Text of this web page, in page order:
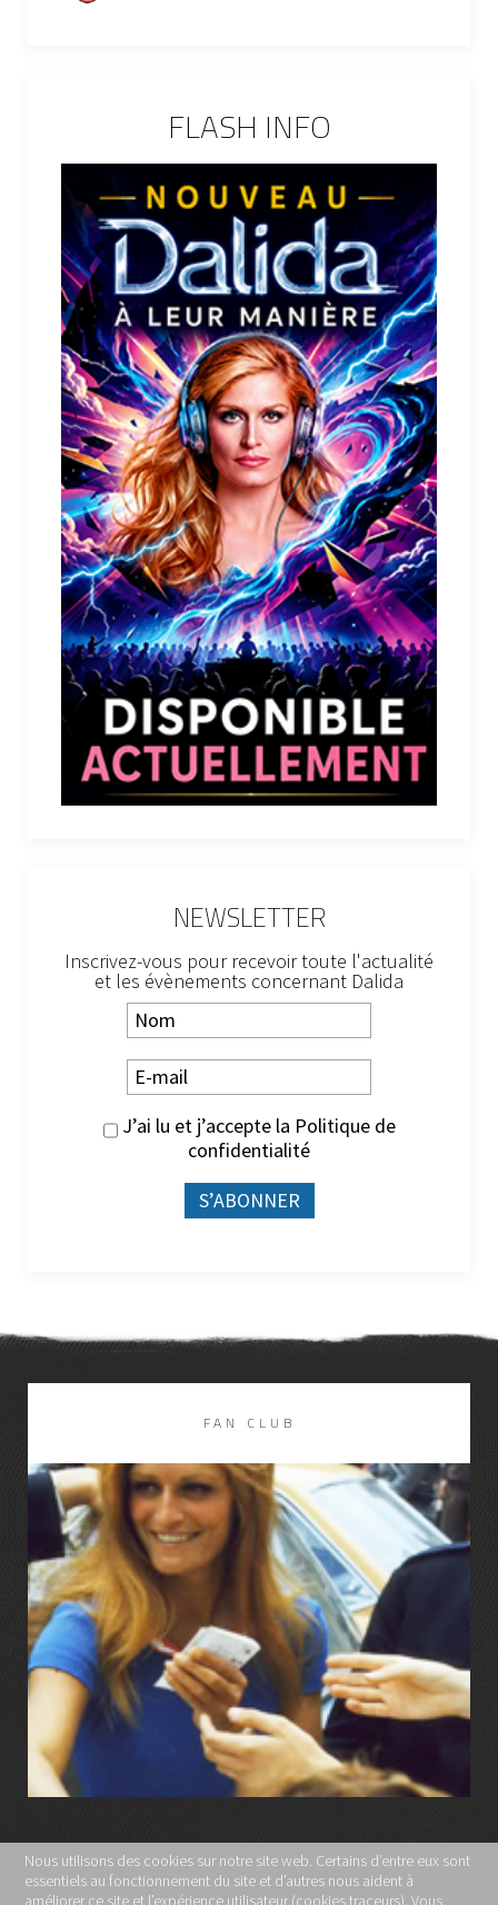
FLASH INFO
NEWSLETTER
Inscrivez-vous pour recevoir toute l'actualité
et les évènements concernant Dalida
J’ai lu et j’accepte la Politique de
confidentialité
FAN CLUB
LIRE LA SUITE
MENTIONS LÉGALES
Nous utilisons des cookies sur notre site web. Certains d’entre eux sont
essentiels au fonctionnement du site et d’autres nous aident à
améliorer ce site et l’expérience utilisateur (cookies traceurs). Vous